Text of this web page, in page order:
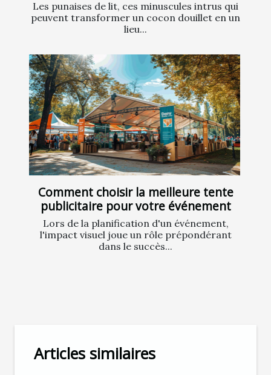
Les punaises de lit, ces minuscules intrus qui
peuvent transformer un cocon douillet en un
lieu...
Comment choisir la meilleure tente
publicitaire pour votre événement
Lors de la planification d'un événement,
l'impact visuel joue un rôle prépondérant
dans le succès...
Articles similaires